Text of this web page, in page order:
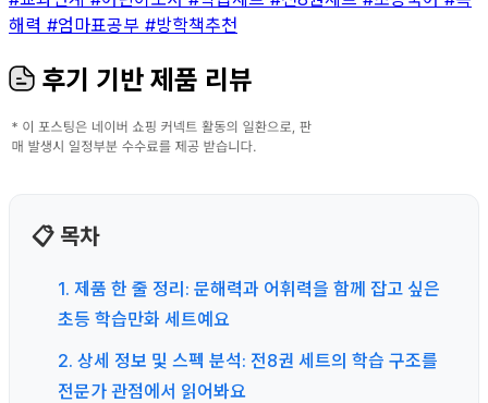
해력 #엄마표공부 #방학책추천
후기 기반 제품 리뷰
📋 목차
1. 제품 한 줄 정리: 문해력과 어휘력을 함께 잡고 싶은
초등 학습만화 세트예요
2. 상세 정보 및 스펙 분석: 전8권 세트의 학습 구조를
전문가 관점에서 읽어봐요